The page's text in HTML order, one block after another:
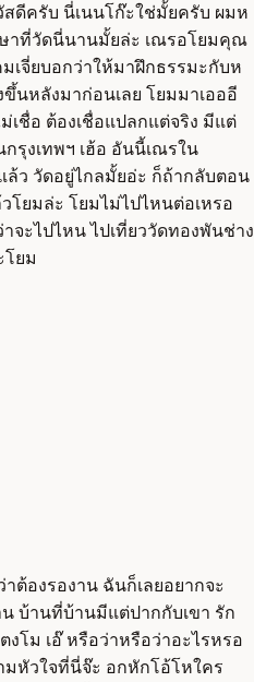
ดีครับ นี่เนนโก๊ะใช่มั้ยครับ ผมห
าที่วัดนี่นานมั้ยล่ะ เณรอโยมคุณ
เจี่ยบอกว่าให้มาฝึกธรรมะกับห
ขึ้นหลังมาก่อนเลย โยมมาเอออี
เชื่อ ต้องเชื่อแปลกแต่จริง มีแต่
รุงเทพฯ เฮ้อ อันนี้เณรใน
ว วัดอยู่ไกลมั้ยอ่ะ ก็ถ้ากลับตอน
ยมล่ะ โยมไม่ไปไหนต่อเหรอ
จะไปไหน ไปเที่ยววัดทองพันช่าง
ยม
ต้องรองาน ฉันก็เลยอยากจะ
บ้านที่บ้านมีแต่ปากกับเขา รัก
โม เอ๊ หรือว่าหรือว่าอะไรหรอ
หัวใจที่นี่จ๊ะ อกหักโอ้โหใคร